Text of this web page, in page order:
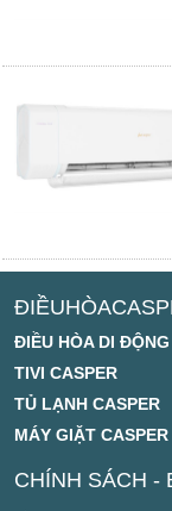
ĐIỀU HÒA DI
TIVI CASPER
TỦ LẠNH CASPER
MÁY GIẶT CASPER
CHÍNH SÁCH -